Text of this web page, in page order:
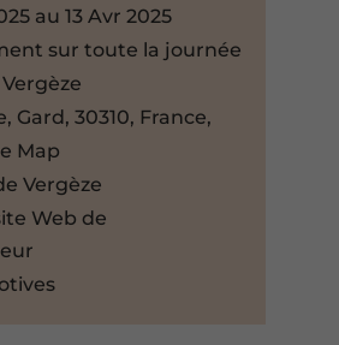
au 13 Avr 2025
sur toute la journée
Gard, 30310, France,
Map
Vergèze
Web de